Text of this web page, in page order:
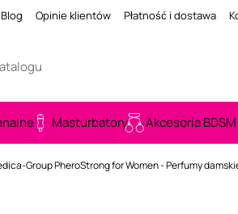
Blog Opinie klientów Płatność i dostawa
Masturbatory Akcesoria BDSM
Group PheroStrong for Women - Perfumy